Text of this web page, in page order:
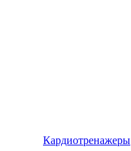
Кардиотренажеры